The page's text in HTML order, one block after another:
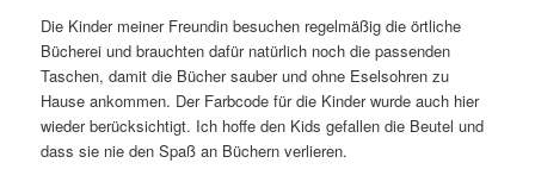
Die Kinder meiner Freundin besuchen regelmäßig die örtliche
Bücherei und brauchten dafür natürlich noch die passenden
Taschen, damit die Bücher sauber und ohne Eselsohren zu
Hause ankommen. Der Farbcode für die Kinder wurde auch hier
wieder berücksichtigt. Ich hoffe den Kids gefallen die Beutel und
dass sie nie den Spaß an Büchern verlieren.